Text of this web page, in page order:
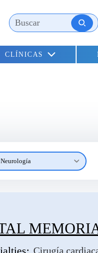
CLÍNICAS
Neurología
Cirugía